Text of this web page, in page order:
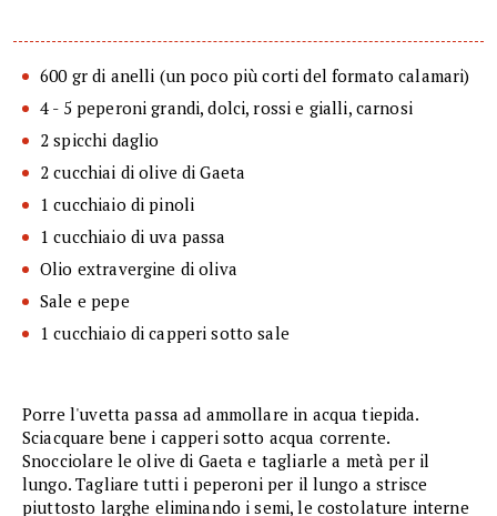
600 gr di anelli (un poco più corti del formato calamari)
4 - 5 peperoni grandi, dolci, rossi e gialli, carnosi
2 spicchi daglio
2 cucchiai di olive di Gaeta
1 cucchiaio di pinoli
1 cucchiaio di uva passa
Olio extravergine di oliva
Sale e pepe
1 cucchiaio di capperi sotto sale
Porre l'uvetta passa ad ammollare in acqua tiepida.
Sciacquare bene i capperi sotto acqua corrente.
Snocciolare le olive di Gaeta e tagliarle a metà per il
lungo. Tagliare tutti i peperoni per il lungo a strisce
piuttosto larghe eliminando i semi, le costolature interne